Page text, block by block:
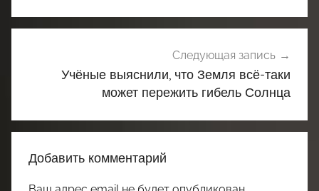
Следующая запись
Учёные выяснили, что Земля всё-таки
может пережить гибель Солнца
Добавить комментарий